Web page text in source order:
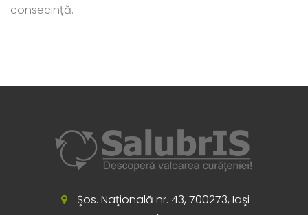
consecință.
Şos. Naţională nr. 43, 700273, Iaşi